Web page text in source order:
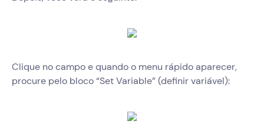
Clique no campo e quando o menu rápido aparecer,
procure pelo bloco “Set Variable” (definir variável):